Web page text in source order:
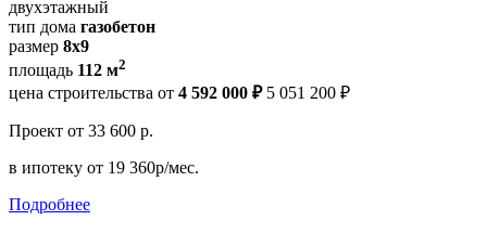
двухэтажный
тип дома газобетон
размер 8х9
площадь 112 м2
цена строительства от 4 592 000 ₽ 5 051 200 ₽
Проект от 33 600 р.
в ипотеку от 19 360р/мес.
Подробнее